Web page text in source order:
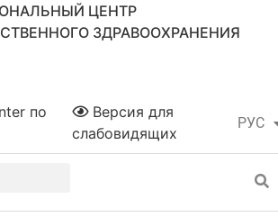
ЦЕНТР
ЗДРАВООХРАНЕНИЯ
РУС
ҚАЗ
Версия для
слабовидящих
по